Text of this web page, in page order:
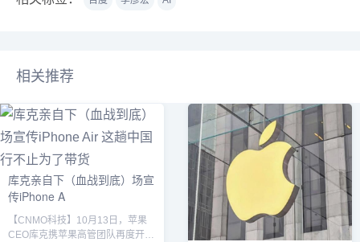
相关推荐
库克亲自下（血战到底）场宣
传iPhone A
【CNMO科技】10月13日，苹果
CEO库克携苹果高管团队再度开启